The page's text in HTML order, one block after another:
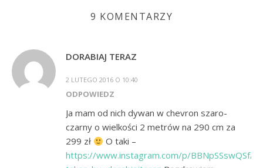
9 KOMENTARZY
DORABIAJ TERAZ
2 LUTEGO 2016 O 10:40
ODPOWIEDZ
Ja mam od nich dywan w chevron szaro-
czarny o wielkości 2 metrów na 290 cm za
299 zł
O taki –
https://www.instagram.com/p/BBNpSSswQSf/?